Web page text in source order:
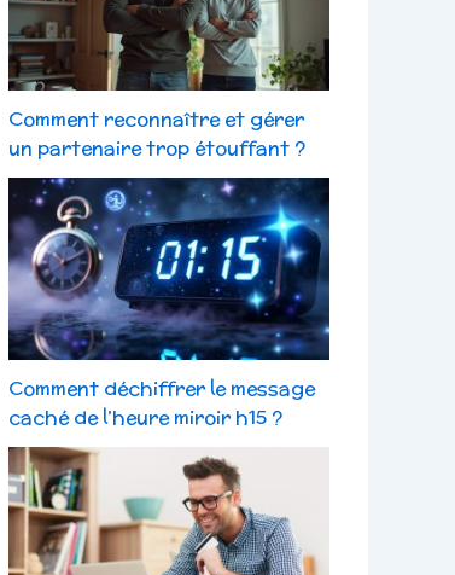
Comment reconnaître et gérer
un partenaire trop étouffant ?
Comment déchiffrer le message
caché de l’heure miroir h15 ?